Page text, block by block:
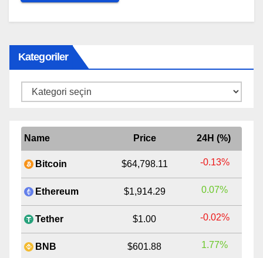
Kategoriler
Kategoriler
Name Price 24H (%)
Bitcoin $64,798.11 -0.13%
Ethereum $1,914.29 0.07%
Tether $1.00 -0.02%
BNB $601.88 1.77%